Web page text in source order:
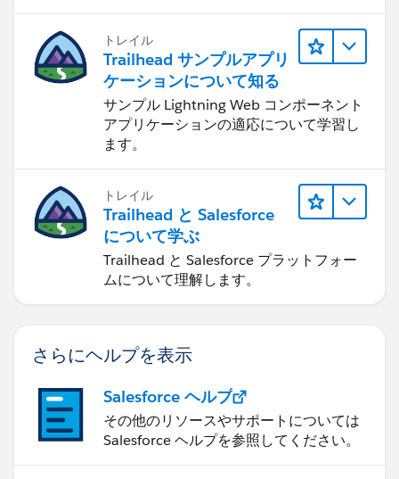
トレイル
Trailhead サンプルアプリ
ケーションについて知る
サンプル Lightning Web コンポーネント
アプリケーションの適応について学習し
ます。
トレイル
Trailhead と Salesforce
について学ぶ
Trailhead と Salesforce プラットフォー
ムについて理解します。
さらにヘルプを表示
Salesforce ヘルプ
その他のリソースやサポートについては
Salesforce ヘルプを参照してください。